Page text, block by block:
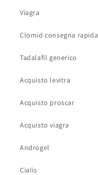
Viagra
Clomid consegna rapida
Tadalafil generico
Acquisto levitra
Acquisto proscar
Acquisto viagra
Androgel
Cialis